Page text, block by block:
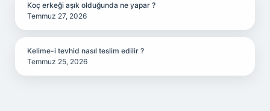
Koç erkeği aşık olduğunda ne yapar ?
Temmuz 27, 2026
Kelime-i tevhid nasıl teslim edilir ?
Temmuz 25, 2026